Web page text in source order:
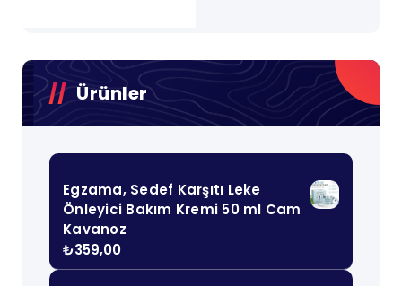
Ürünler
Egzama, Sedef Karşıtı Leke
Önleyici Bakım Kremi 50 ml Cam
Kavanoz
₺359,00